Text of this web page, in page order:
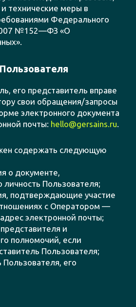
технические меры в
Федерального
№152—ФЗ «О
его представитель вправе
свои обращения/запросы
электронного документа
почты: hello@gersains.ru.
содержать следующую
документе,
Пользователя;
участие
с Оператором —
электронной почты;
и
полномочий, если
Пользователя;
его